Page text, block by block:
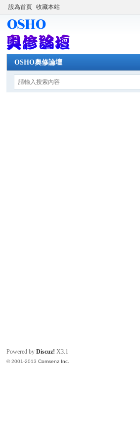
設為首頁 收藏本站
OSHO奧修論壇
Powered byDiscuz! X3.1
© 2001-2013Comsenz Inc.